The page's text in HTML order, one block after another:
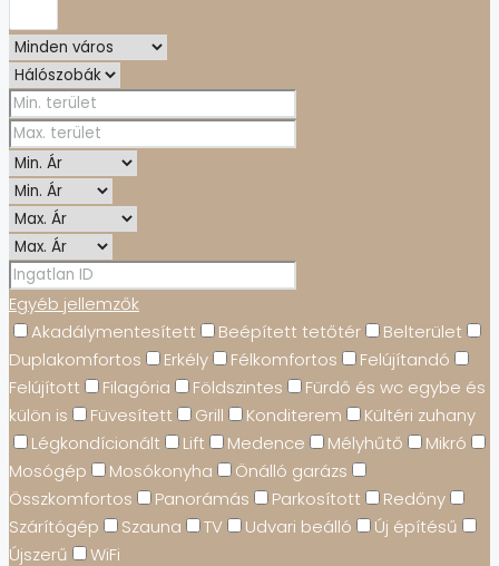
Egyéb jellemzők
Akadálymentesített
Beépített tetőtér
Belterület
Duplakomfortos
Erkély Félkomfortos
Felújítandó
Felújított
Filagória Földszintes
Fürdő és wc egybe és
külön is
Füvesített Grill Konditerem
Kültéri zuhany
Légkondícionált
Lift Medence Mélyhűtő
Mikró
Mosógép
Mosókonyha
Önálló garázs
Összkomfortos
Panorámás Parkosított
Redőny
Szárítógép
Szauna TV Udvari beálló
Új építésű
Újszerű
WiFi